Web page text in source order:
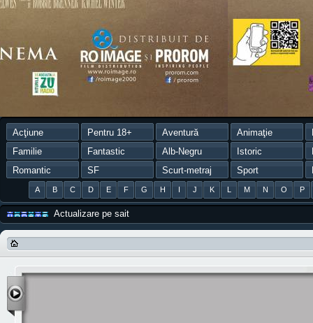
Acţiune Pentru 18+ Aventură Animaţie
Familie
Fantastic Alb-Negru Istoric
Romantic
SF Scurt-metraj Sport
A B C D E F G H I J K L M N O P
Actualizare pe sait